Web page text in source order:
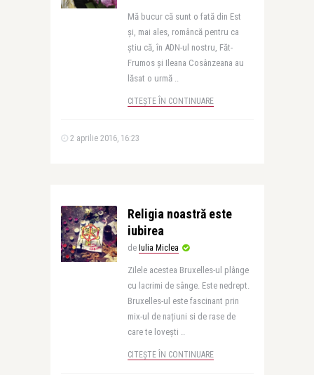
Mă bucur că sunt o fată din Est
și, mai ales, româncă pentru ca
știu că, în ADN-ul nostru, Făt-
Frumos și Ileana Cosânzeana au
lăsat o urmă ..
CITEȘTE ÎN CONTINUARE
2 aprilie 2016, 16:23
Religia noastră este
iubirea
de Iulia Miclea
Zilele acestea Bruxelles-ul plânge
cu lacrimi de sânge. Este nedrept.
Bruxelles-ul este fascinant prin
mix-ul de națiuni si de rase de
care te lovești ..
CITEȘTE ÎN CONTINUARE